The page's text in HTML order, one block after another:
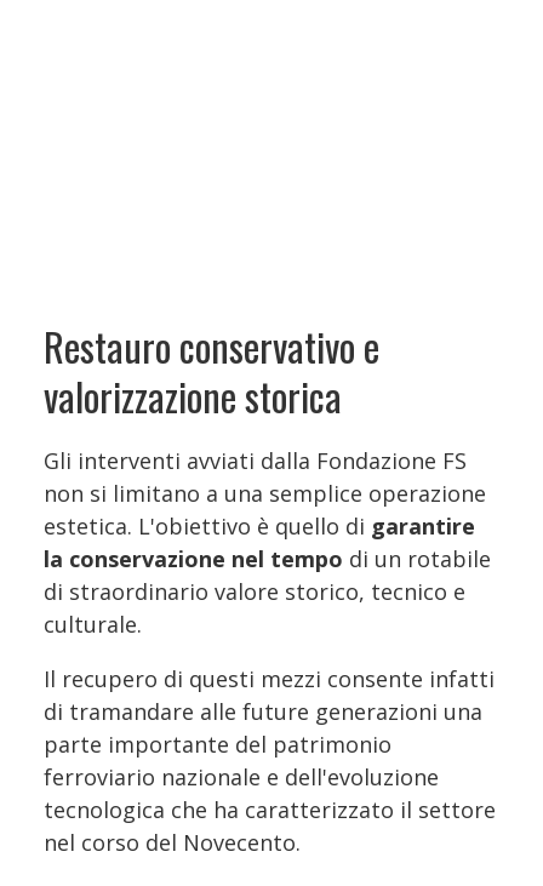
Restauro conservativo e
valorizzazione storica
Gli interventi avviati dalla Fondazione FS
non si limitano a una semplice operazione
estetica. L'obiettivo è quello di garantire
la conservazione nel tempo di un rotabile
di straordinario valore storico, tecnico e
culturale.
Il recupero di questi mezzi consente infatti
di tramandare alle future generazioni una
parte importante del patrimonio
ferroviario nazionale e dell'evoluzione
tecnologica che ha caratterizzato il settore
nel corso del Novecento.